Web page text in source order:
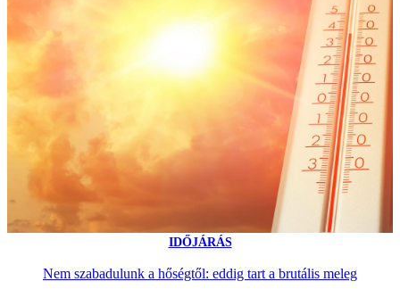
IDŐJÁRÁS
Nem szabadulunk a hőségtől: eddig tart a brutális meleg